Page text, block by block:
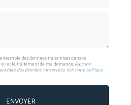
des données transmises dans ce
et le traitement de ma demande.(Aucune
faite des données conservées. Voir notrepolitique